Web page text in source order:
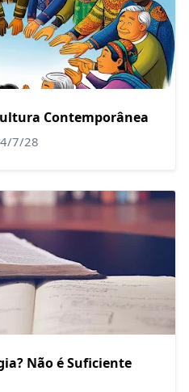
Contemporânea
7/28
Não é Suficiente